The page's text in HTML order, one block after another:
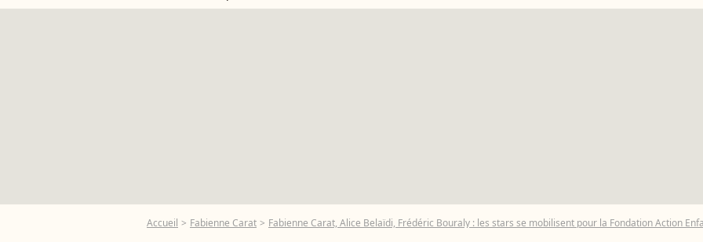
Accueil Fabienne Carat Fabienne Carat, Alice Belaïdi, Frédéric Bouraly : les stars se mobilisent pour la Fondation Action